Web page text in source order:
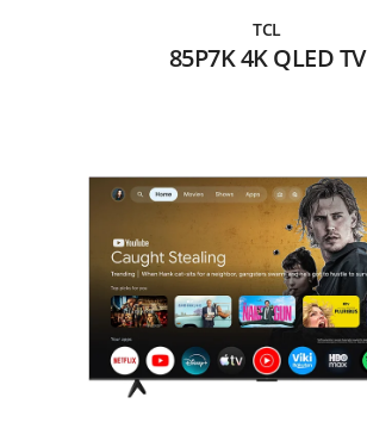
TCL
85P7K 4K QLED TV